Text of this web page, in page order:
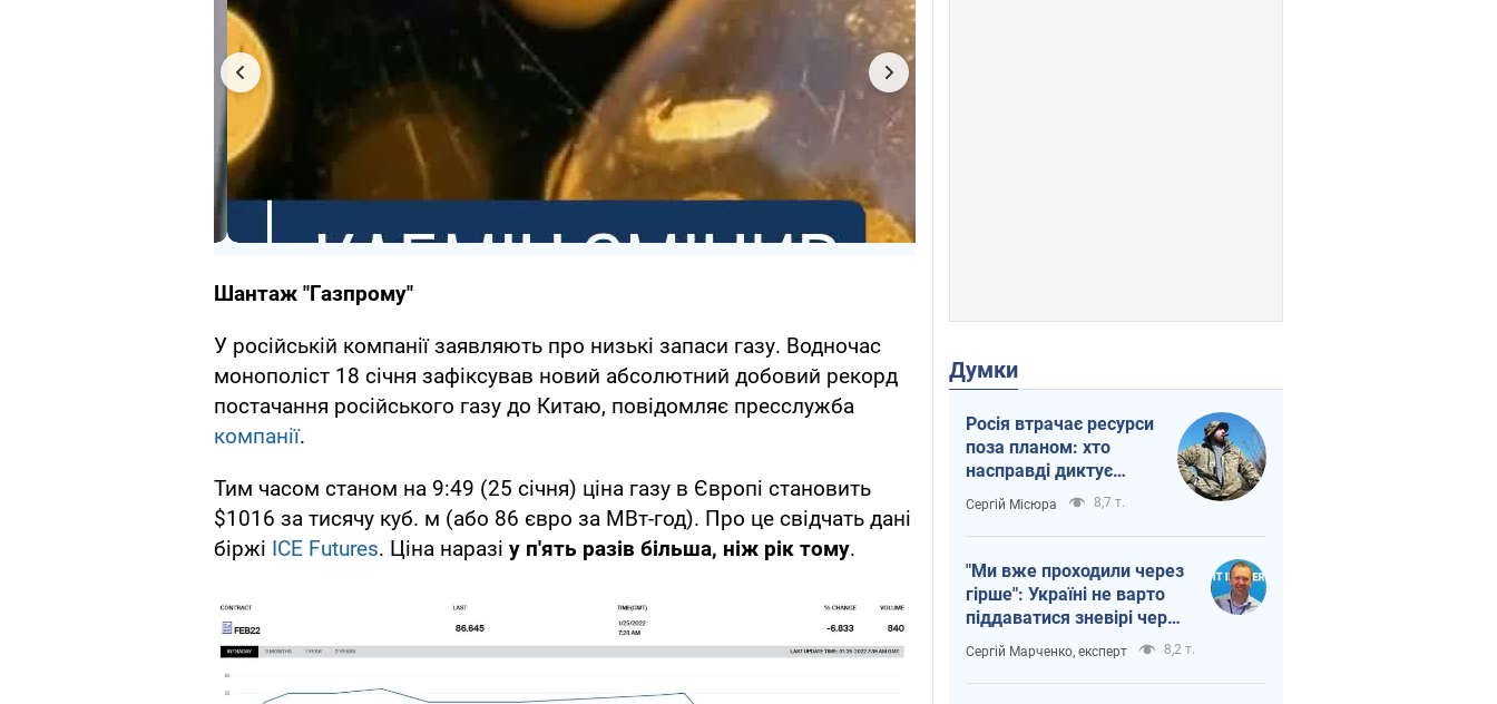
Шантаж "Газпрому"
У російській компанії заявляють про низькі запаси газу. Водночас
монополіст 18 січня зафіксував новий абсолютний добовий рекорд
постачання російського газу до Китаю, повідомляє пресслужба
компанії.
Тим часом станом на 9:49 (25 січня) ціна газу в Європі становить
$1016 за тисячу куб. м (або 86 євро за МВт-год). Про це свідчать дані
біржі ICE Futures. Ціна наразі у п'ять разів більша, ніж рік тому.
Думки
Росія втрачає ресурси
поза планом: хто
насправді диктує
темп війни
Сергій Місюра 8,7 т.
"Ми вже проходили через
гірше": Україні не варто
піддаватися зневірі через
ракетний терор
Сергій Марченко, експерт 8,2 т.